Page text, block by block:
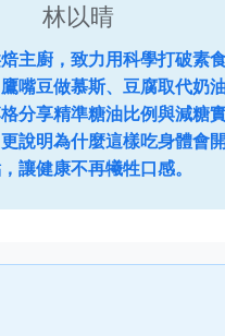
林以晴
主廚，致力用科學打破素
嘴豆做慕斯、豆腐取代奶
分享精準糖油比例與減糖
說明為什麼這樣吃身體會
讓健康不再犧牲口感。